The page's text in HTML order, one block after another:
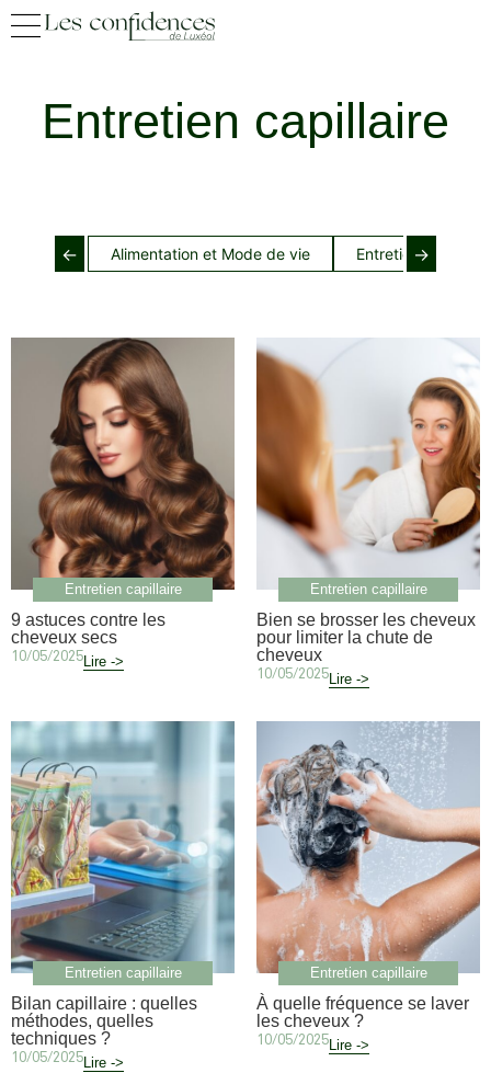
Entretien capillaire
← Alimentation et Mode de vie Entretien cheveux
→
Entretien capillaire
9 astuces contre les
cheveux secs
10/05/2025Lire ->
Entretien capillaire
Bien se brosser les cheveux
pour limiter la chute de
cheveux
10/05/2025Lire ->
Entretien capillaire
Bilan capillaire : quelles
méthodes, quelles
techniques ?
10/05/2025Lire ->
Entretien capillaire
À quelle fréquence se laver
les cheveux ?
10/05/2025Lire ->